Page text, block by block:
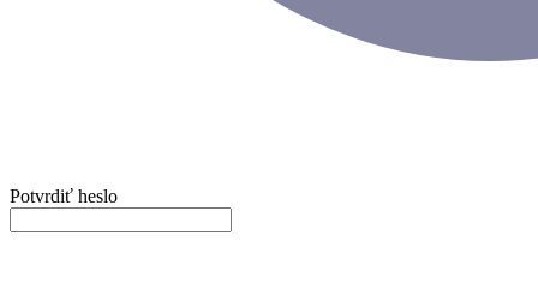
Potvrdiť heslo